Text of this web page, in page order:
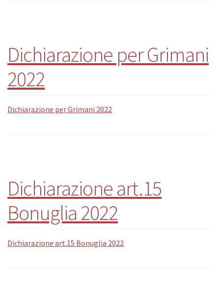
Dichiarazione per Grimani
2022
Dichiarazione per Grimani 2022
Dichiarazione art.15
Bonuglia 2022
Dichiarazione art.15 Bonuglia 2022